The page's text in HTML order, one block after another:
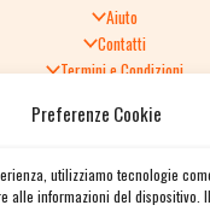
Preferenze Cookie
utilizziamo tecnologie
alle informazioni del dispositivo.
Aiuto
Contatti
Termini e Condizioni
Politica di Reso
Spedizione e consegna